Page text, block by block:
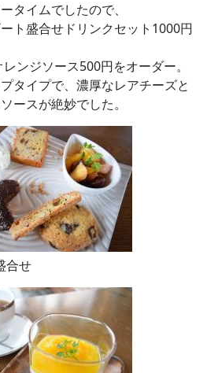
タイムでしたので、
ト盛合せドリンクセット1000円
ンジソース500円をオーダー。
タイプで、濃厚なレアチーズと
ースが絶妙でした。
合せ